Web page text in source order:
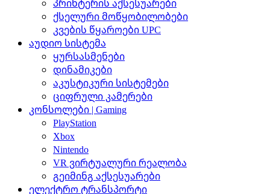
პრინტერის აქსესუარები
ქსელური მოწყობილობები
კვების წყაროები UPC
აუდიო სისტემა
ყურსასმენები
დინამიკები
აკუსტიკური სისტემები
ციფრული კამერები
კონსოლები | Gaming
PlayStation
Xbox
Nintendo
VR ვირტუალური რეალობა
გეიმინგ აქსესუარები
ელექტრო ტრანსპორტი